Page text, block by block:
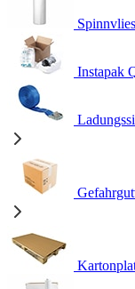
Spinnvlies
Instapak